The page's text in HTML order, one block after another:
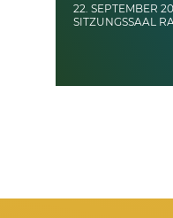
22. SEPTEMBER
SITZUNGSSAAL